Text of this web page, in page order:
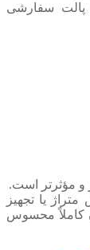
پالت سفارشی
و مؤثرتر است.
یا تجهیز
کاملاً محسوس